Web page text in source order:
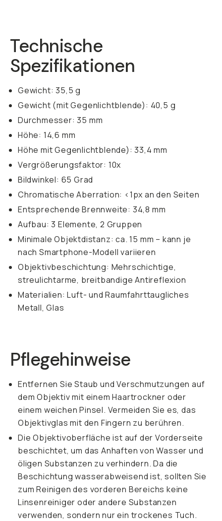
Technische
Spezifikationen
Gewicht: 35,5 g
Gewicht (mit Gegenlichtblende): 40,5 g
Durchmesser: 35 mm
Höhe: 14,6 mm
Höhe mit Gegenlichtblende): 33,4 mm
Vergrößerungsfaktor: 10x
Bildwinkel: 65 Grad
Chromatische Aberration: <1px an den Seiten
Entsprechende Brennweite: 34,8 mm
Aufbau: 3 Elemente, 2 Gruppen
Minimale Objektdistanz: ca. 15 mm – kann je
nach Smartphone-Modell variieren
Objektivbeschichtung: Mehrschichtige,
streulichtarme, breitbandige Antireflexion
Materialien: Luft- und Raumfahrttaugliches
Metall, Glas
Pflegehinweise
Entfernen Sie Staub und Verschmutzungen auf
dem Objektiv mit einem Haartrockner oder
einem weichen Pinsel. Vermeiden Sie es, das
Objektivglas mit den Fingern zu berühren.
Die Objektivoberfläche ist auf der Vorderseite
beschichtet, um das Anhaften von Wasser und
öligen Substanzen zu verhindern. Da die
Beschichtung wasserabweisend ist, sollten Sie
zum Reinigen des vorderen Bereichs keine
Linsenreiniger oder andere Substanzen
verwenden, sondern nur ein trockenes Tuch.